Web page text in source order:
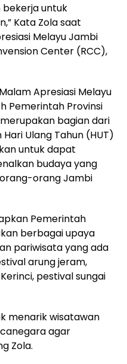
bekerja untuk
Kata Zola saat
Melayu Jambi
Center (RCC),
Apresiasi Melayu
Pemerintah Provinsi
bagian dari
Ulang Tahun (HUT)
untuk dapat
budaya yang
orang Jambi
Pemerintah
berbagai upaya
pariwisata yang ada
arung jeram,
pestival sungai
menarik wisatawan
agar
Zola.